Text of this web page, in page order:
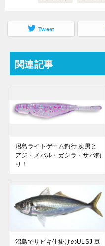
Tweet
関連記事
沼島ライトゲーム釣行 次男と
アジ・メバル・ガシラ・サバ釣
り！
沼島でサビキ仕掛けのULSJ 豆